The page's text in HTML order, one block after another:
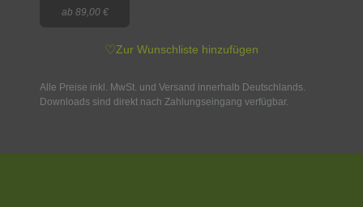
ab 89,00 €
♡Zur Wunschliste hinzufügen
Alle Preise inkl. MwSt. und Versand innerhalb Deutschlands.
Downloads sind direkt nach Zahlungseingang verfügbar.